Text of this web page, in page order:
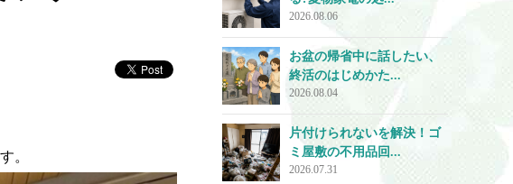
。
2026.08.06
お盆の帰省中に話したい、
終活のはじめかた...
2026.08.04
片付けられないを解決！ゴ
ミ屋敷の不用品回...
2026.07.31